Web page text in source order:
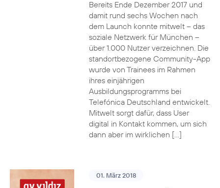
Bereits Ende Dezember 2017 und
damit rund sechs Wochen nach
dem Launch konnte mitwelt – das
soziale Netzwerk für München –
über 1.000 Nutzer verzeichnen. Die
standortbezogene Community-App
wurde von Trainees im Rahmen
ihres einjährigen
Ausbildungsprogramms bei
Telefónica Deutschland entwickelt.
Mitwelt sorgt dafür, dass User
digital in Kontakt kommen, um sich
dann aber im wirklichen […]
01. März 2018